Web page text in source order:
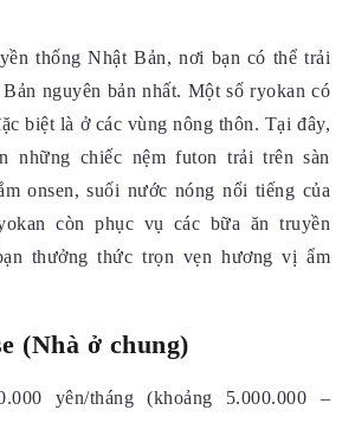
thống Nhật Bản, nơi bạn có thể trải
nguyên bản nhất. Một số ryokan có
biệt là ở các vùng nông thôn. Tại đây,
những chiếc nệm futon trải trên sàn
onsen, suối nước nóng nổi tiếng của
còn phục vụ các bữa ăn truyền
thưởng thức trọn vẹn hương vị ẩm
(Nhà ở chung)
yên/tháng (khoảng 5.000.000 –